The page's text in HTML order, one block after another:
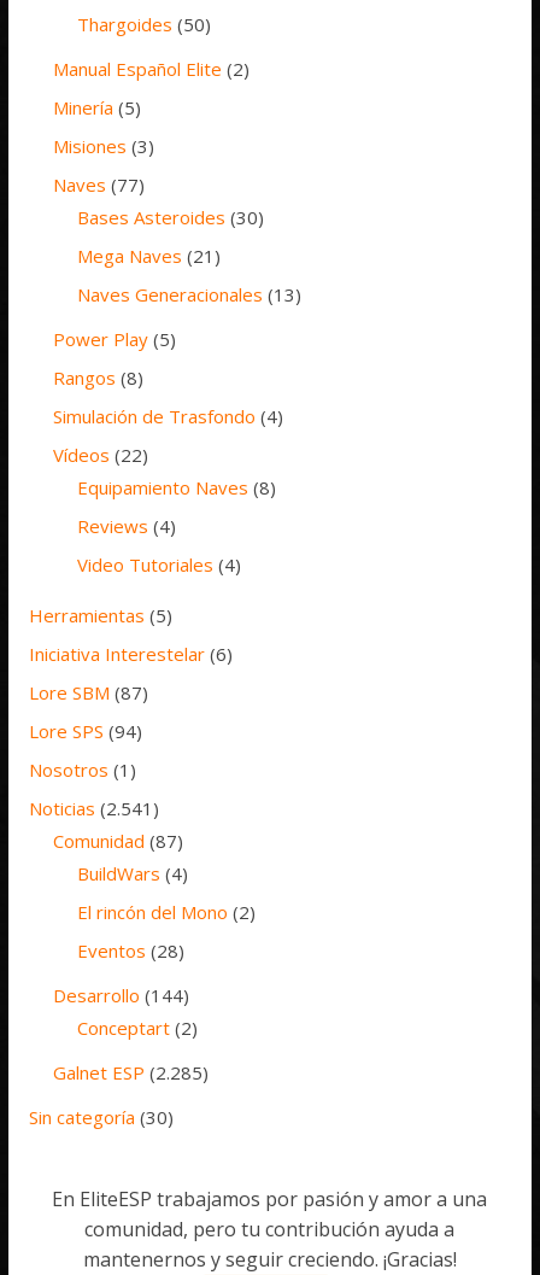
Thargoides (50)
Manual Español Elite (2)
Minería (5)
Misiones (3)
Naves (77)
Bases Asteroides (30)
Mega Naves (21)
Naves Generacionales (13)
Power Play (5)
Rangos (8)
Simulación de Trasfondo (4)
Vídeos (22)
Equipamiento Naves (8)
Reviews (4)
Video Tutoriales (4)
Herramientas (5)
Iniciativa Interestelar (6)
Lore SBM (87)
Lore SPS (94)
Nosotros (1)
Noticias (2.541)
Comunidad (87)
BuildWars (4)
El rincón del Mono (2)
Eventos (28)
Desarrollo (144)
Conceptart (2)
Galnet ESP (2.285)
Sin categoría (30)
En EliteESP trabajamos por pasión y amor a una
comunidad, pero tu contribución ayuda a
mantenernos y seguir creciendo. ¡Gracias!